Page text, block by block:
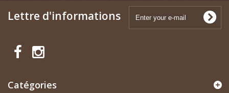
Lettre d'informations
Catégories